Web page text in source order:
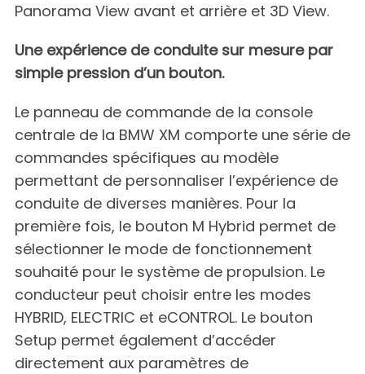
Panorama View avant et arrière et 3D View.
Une expérience de conduite sur mesure par
simple pression d’un bouton.
Le panneau de commande de la console
centrale de la BMW XM comporte une série de
commandes spécifiques au modèle
permettant de personnaliser l’expérience de
conduite de diverses manières. Pour la
première fois, le bouton M Hybrid permet de
sélectionner le mode de fonctionnement
souhaité pour le système de propulsion. Le
conducteur peut choisir entre les modes
HYBRID, ELECTRIC et eCONTROL. Le bouton
Setup permet également d’accéder
directement aux paramètres de